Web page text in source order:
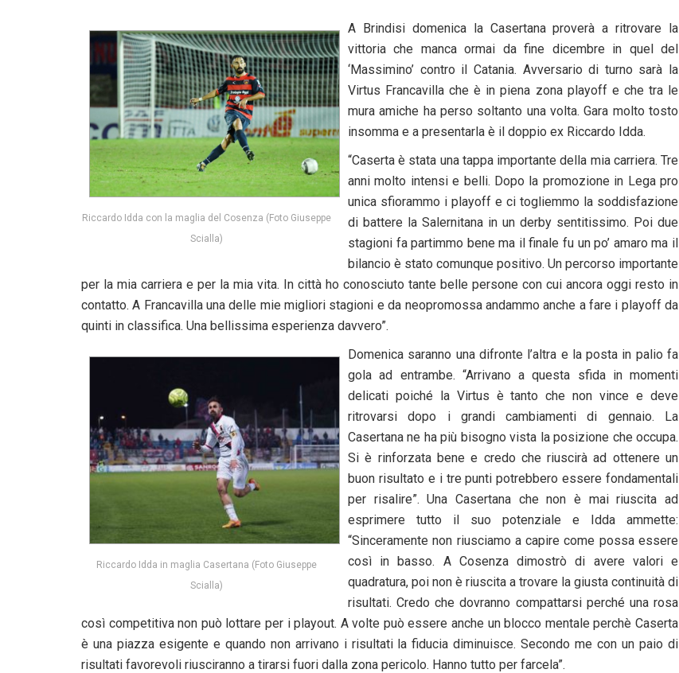
Riccardo Idda con la maglia del Cosenza (Foto Giuseppe
Scialla)
A Brindisi domenica la Casertana proverà a ritrovare la
vittoria che manca ormai da fine dicembre in quel del
‘Massimino’ contro il Catania. Avversario di turno sarà la
Virtus Francavilla che è in piena zona playoff e che tra le
mura amiche ha perso soltanto una volta. Gara molto tosto
insomma e a presentarla è il doppio ex Riccardo Idda.
“Caserta è stata una tappa importante della mia carriera. Tre
anni molto intensi e belli. Dopo la promozione in Lega pro
unica sfiorammo i playoff e ci togliemmo la soddisfazione
di battere la Salernitana in un derby sentitissimo. Poi due
stagioni fa partimmo bene ma il finale fu un po’ amaro ma il
bilancio è stato comunque positivo. Un percorso importante
per la mia carriera e per la mia vita. In città ho conosciuto tante belle persone con cui ancora oggi resto in
contatto. A Francavilla una delle mie migliori stagioni e da neopromossa andammo anche a fare i playoff da
quinti in classifica. Una bellissima esperienza davvero”.
Riccardo Idda in maglia Casertana (Foto Giuseppe
Scialla)
Domenica saranno una difronte l’altra e la posta in palio fa
gola ad entrambe. “Arrivano a questa sfida in momenti
delicati poiché la Virtus è tanto che non vince e deve
ritrovarsi dopo i grandi cambiamenti di gennaio. La
Casertana ne ha più bisogno vista la posizione che occupa.
Si è rinforzata bene e credo che riuscirà ad ottenere un
buon risultato e i tre punti potrebbero essere fondamentali
per risalire”. Una Casertana che non è mai riuscita ad
esprimere tutto il suo potenziale e Idda ammette:
“Sinceramente non riusciamo a capire come possa essere
così in basso. A Cosenza dimostrò di avere valori e
quadratura, poi non è riuscita a trovare la giusta continuità di
risultati. Credo che dovranno compattarsi perché una rosa
così competitiva non può lottare per i playout. A volte può essere anche un blocco mentale perchè Caserta
è una piazza esigente e quando non arrivano i risultati la fiducia diminuisce. Secondo me con un paio di
risultati favorevoli riusciranno a tirarsi fuori dalla zona pericolo. Hanno tutto per farcela”.